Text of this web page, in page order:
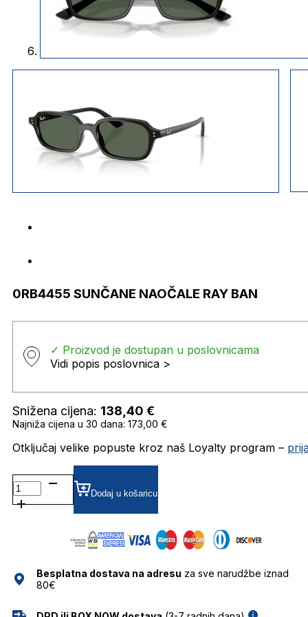
0RB4455 SUNČANE NAOČALE RAY BAN
✓ Proizvod je dostupan u poslovnicama
Vidi popis poslovnica >
Snižena cijena: 138,40 €
Najniža cijena u 30 dana: 173,00 €
Otključaj velike popuste kroz naš Loyalty program –
0RB4455
SUNČANE
NAOČALE
Dodaj u košaricu
Besplatna dostava na adresu za sve narudžbe iznad
80€